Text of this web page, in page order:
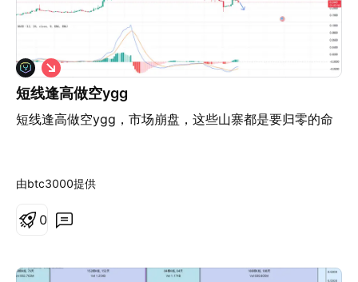
短线逢高做空ygg
短线逢高做空ygg，市场崩盘，这些山寨都是要归零的命
做
空
由btc3000提供
0